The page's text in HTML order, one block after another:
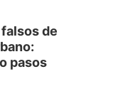
de
pasos